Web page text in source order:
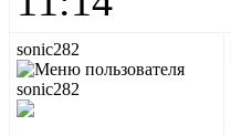
sonic282